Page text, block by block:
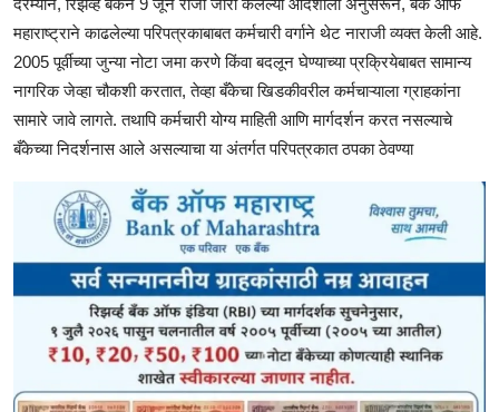
महाराष्ट्राने काढलेल्या परिपत्रकाबाबत कर्मचारी वर्गाने थेट नाराजी व्यक्त केली आहे.
2005 पूर्वीच्या जुन्या नोटा जमा करणे किंवा बदलून घेण्याच्या प्रक्रियेबाबत सामान्य
नागरिक जेव्हा चौकशी करतात, तेव्हा बँकेचा खिडकीवरील कर्मचाऱ्याला ग्राहकांना
सामारे जावे लागते. तथापि कर्मचारी योग्य माहिती आणि मार्गदर्शन करत नसल्याचे
बँकेच्या निदर्शनास आले असल्याचा या अंतर्गत परिपत्रकात ठपका ठेवण्या